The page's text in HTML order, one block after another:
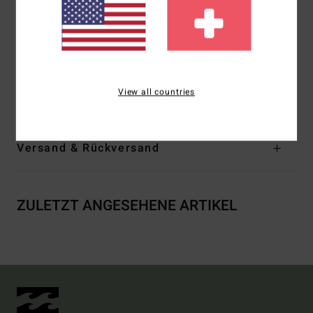
Träger:Verstellbare Ring- und Schieberiemen
Logo:Gesticktes Logo
Weitere Merkmale:Körbchen mit Einsätzen
Versand & Rückversand
ZULETZT ANGESEHENE ARTIKEL
View all countries